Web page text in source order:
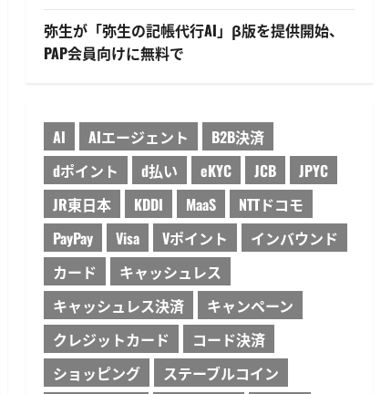
弥生が「弥生の記帳代行AI」β版を提供開始、
PAP会員向けに無料で
AI AIエージェント
B2B決済
dポイント
d払い eKYC JCB
JPYC
JR東日本
KDDI MaaS
NTTドコモ
PayPay
Visa Vポイント
インバウンド
カード
キャッシュレス
キャッシュレス決済
キャンペーン
クレジットカード
コード決済
ショッピング
ステーブルコイン